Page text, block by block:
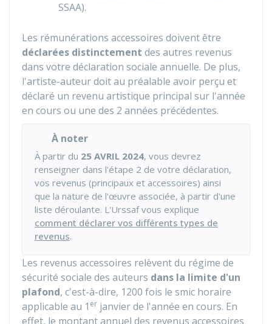
SSAA).
Les rémunérations accessoires doivent être
déclarées distinctement des autres revenus
dans votre déclaration sociale annuelle. De plus,
l'artiste-auteur doit au préalable avoir perçu et
déclaré un revenu artistique principal sur l'année
en cours ou une des 2 années précédentes.
À noter
À partir du 25 AVRIL 2024, vous devrez
renseigner dans l'étape 2 de votre déclaration,
vos revenus (principaux et accessoires) ainsi
que la nature de l'œuvre associée, à partir d'une
liste déroulante. L'Urssaf vous explique
comment déclarer vos différents types de
revenus.
Les revenus accessoires relèvent du régime de
sécurité sociale des auteurs dans la limite d'un
plafond, c'est-à-dire, 1200 fois le smic horaire
applicable au 1 er janvier de l'année en cours. En
effet, le montant annuel des revenus accessoires